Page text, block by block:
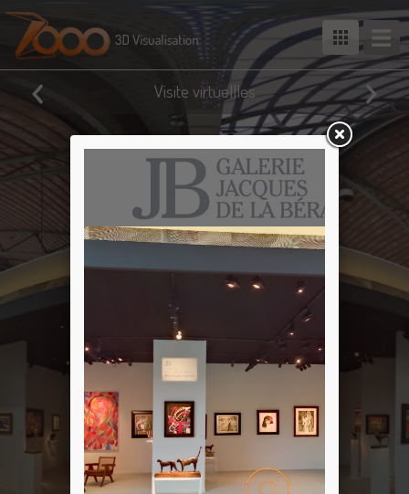
Visite virtuellles